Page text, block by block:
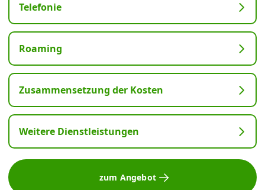
Telefonie
Roaming
Zusammensetzung der Kosten
Weitere Dienstleistungen
zum Angebot